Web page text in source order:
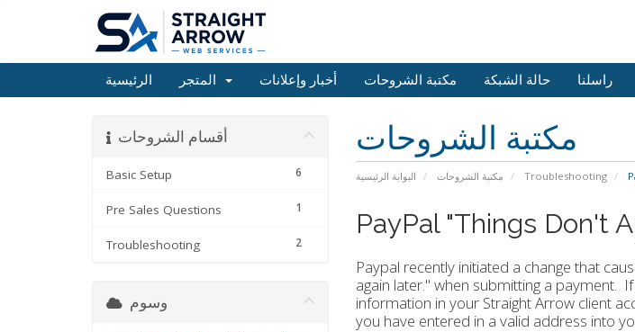
الرئيسية أخبار وإعلانات مكتبة الشروحات حالة الشبكة راسلنا
مكتبة الشروحات
البوابة الرئيسية مكتبة الشروحات Troubleshooting
أقسام الشروحات
6
Basic Setup
1
Pre Sales Questions
2
Troubleshooting
PayPal "Things Don't
Paypal recently initiated a change that
again later." when submitting a payment.
information in your Straight Arrow client
you have entered in a valid address into
وسوم